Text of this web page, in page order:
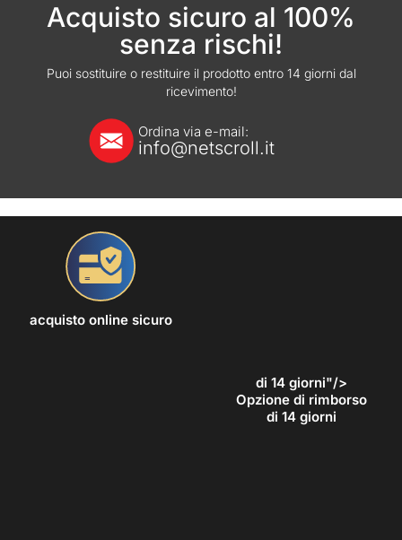
Acquisto sicuro al 100%
senza rischi!
Puoi sostituire o restituire il prodotto entro 14 giorni dal
ricevimento!
Ordina via e-mail:
info@netscroll.it
acquisto online sicuro
di 14 giorni"/>
Opzione di rimborso
di 14 giorni